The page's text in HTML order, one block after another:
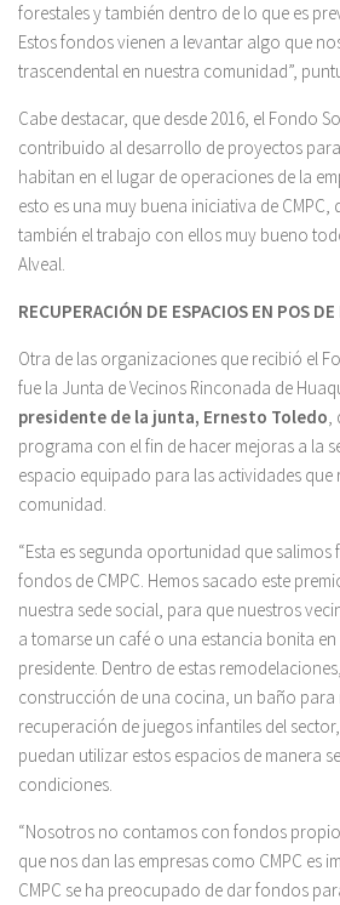
forestales y también dentro de lo que es
Estos fondos vienen a levantar algo que
trascendental en nuestra comunidad”,
Cabe destacar, que desde 2016, el Fondo
contribuido al desarrollo de proyectos
habitan en el lugar de operaciones de la
esto es una muy buena iniciativa de CMPC,
también el trabajo con ellos muy bueno
Alveal.
RECUPERACIÓN DE ESPACIOS EN POS
Otra de las organizaciones que recibió el
fue la Junta de Vecinos Rinconada de
presidente de la junta, Ernesto Toledo
programa con el fin de hacer mejoras a la
espacio equipado para las actividades que
comunidad.
“Esta es segunda oportunidad que
fondos de CMPC. Hemos sacado este
nuestra sede social, para que nuestros
a tomarse un café o una estancia bonita
presidente. Dentro de estas
construcción de una cocina, un baño para
recuperación de juegos infantiles del
puedan utilizar estos espacios de manera
condiciones.
“Nosotros no contamos con fondos
que nos dan las empresas como CMPC es
CMPC se ha preocupado de dar fondos